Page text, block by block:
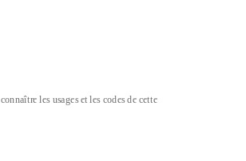
connaître les usages et les codes de cette